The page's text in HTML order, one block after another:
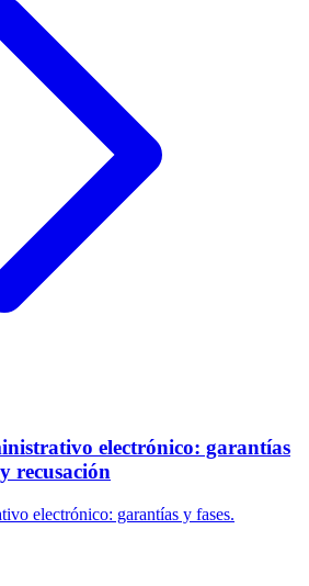
electrónico: garantías
recusación
electrónico: garantías y fases.